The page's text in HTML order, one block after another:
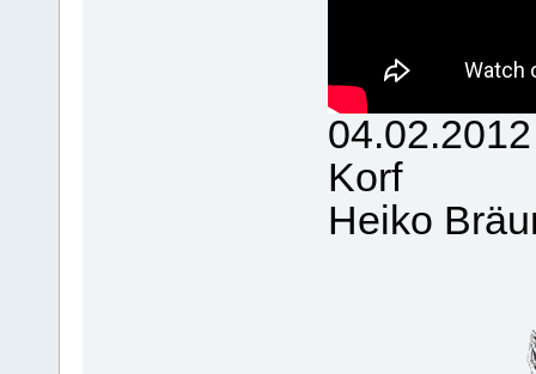
Korf
Heiko